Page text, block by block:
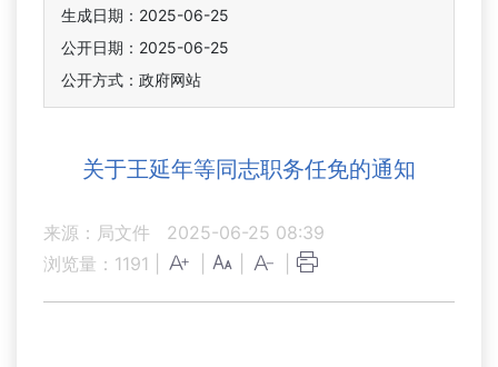
生成日期：2025-06-25
公开日期：2025-06-25
公开方式：政府网站
关于王延年等同志职务任免的通知
来源：局文件
2025-06-25 08:39
浏览量： 1191